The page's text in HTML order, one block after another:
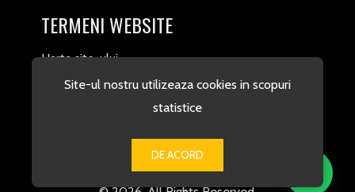
Site-ul nostru utilizeaza cookies in scopuri
statistice
DE ACORD
TERMENI WEBSITE
Harta site-ului